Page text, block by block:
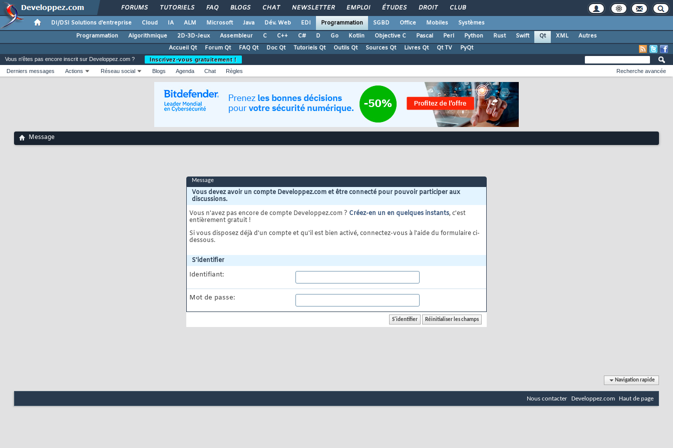
FORUMS TUTORIELS FAQ BLOGS CHAT NEWSLETTER EMPLOI ÉTUDES DROIT CLUB
DI/DSI Solutions d'entreprise Cloud IA ALM Microsoft Java Dév. Web EDI Programmation SGBD Office Mobiles
Systèmes
Programmation
Algorithmique 2D-3D-Jeux Assembleur C C++ C# D Go Kotlin Objective C Pascal Perl Python Rust Swift Qt XML
Autres
Accueil Qt
Forum Qt FAQ Qt Doc Qt Tutoriels Qt Outils Qt Sources Qt Livres Qt Qt TV PyQt
Vous n'êtes pas encore inscrit sur Developpez.com ?
Inscrivez-vous gratuitement !
Derniers messages
Actions Réseau social Blogs Agenda Chat Règles Recherche avancée
Message
Message
Vous devez avoir un compte Developpez.com et être connecté pour pouvoir participer aux
discussions.
Vous n'avez pas encore de compte Developpez.com ? Créez-en un en quelques instants, c'est
entièrement gratuit !
Si vous disposez déjà d'un compte et qu'il est bien activé, connectez-vous à l'aide du formulaire ci-
dessous.
S'identifier
Identifiant:
Mot de passe:
Navigation rapide
Nous contacter Developpez.com Haut de page